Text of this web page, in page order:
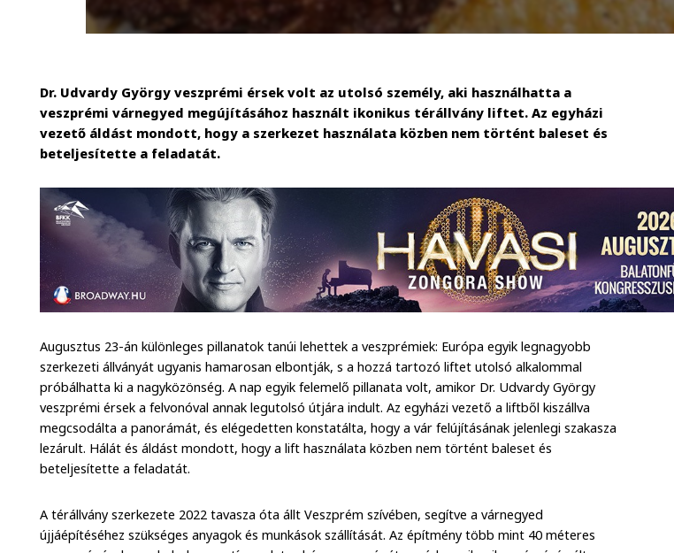
Dr. Udvardy György veszprémi érsek volt az utolsó személy, aki használhatta a
veszprémi várnegyed megújításához használt ikonikus térállvány liftet. Az egyházi
vezető áldást mondott, hogy a szerkezet használata közben nem történt baleset és
beteljesítette a feladatát.
Augusztus 23-án különleges pillanatok tanúi lehettek a veszprémiek: Európa egyik legnagyobb
szerkezeti állványát ugyanis hamarosan elbontják, s a hozzá tartozó liftet utolsó alkalommal
próbálhatta ki a nagyközönség. A nap egyik felemelő pillanata volt, amikor Dr. Udvardy György
veszprémi érsek a felvonóval annak legutolsó útjára indult. Az egyházi vezető a liftből kiszállva
megcsodálta a panorámát, és elégedetten konstatálta, hogy a vár felújításának jelenlegi szakasza
lezárult. Hálát és áldást mondott, hogy a lift használata közben nem történt baleset és
beteljesítette a feladatát.
A térállvány szerkezete 2022 tavasza óta állt Veszprém szívében, segítve a várnegyed
újjáépítéséhez szükséges anyagok és munkások szállítását. Az építmény több mint 40 méteres